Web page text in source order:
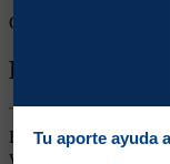
Goles rivales:
Biografía de
Enganche. Ganó 3
y 2011). Debutó en
Tu aporte ayuda